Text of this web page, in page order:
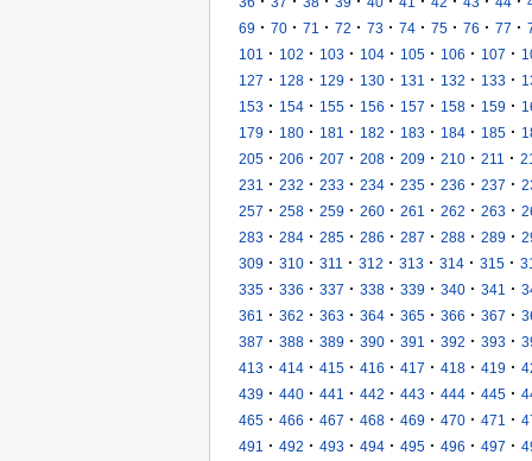
69 · 70 · 71 · 72 · 73 · 74 · 75 · 76 · 77 ·
101
· 102 · 103 · 104 · 105 · 106 · 107 ·
127 · 128 · 129 · 130 · 131 · 132 · 133 ·
153 · 154 · 155 · 156 · 157 · 158 · 159 ·
179 · 180 · 181 · 182 · 183 · 184 · 185 ·
205 · 206 · 207 · 208 · 209 · 210 · 211 ·
231
· 232 · 233 · 234 · 235 · 236 · 237 ·
257 · 258 · 259 · 260 · 261 · 262 · 263 ·
283 · 284 · 285 · 286 · 287 · 288 · 289 ·
309 · 310 · 311 · 312 · 313 · 314 · 315 ·
335 · 336 · 337 · 338 · 339 · 340 · 341 ·
361
· 362 · 363 · 364 · 365 · 366 · 367 ·
387 · 388 · 389 · 390 · 391 · 392 · 393 ·
413 · 414 · 415 · 416 · 417 · 418 · 419 ·
439 · 440 · 441 · 442 · 443 · 444 · 445 ·
465 · 466 · 467 · 468 · 469 · 470 · 471 ·
491
· 492 · 493 · 494 · 495 · 496 · 497 ·